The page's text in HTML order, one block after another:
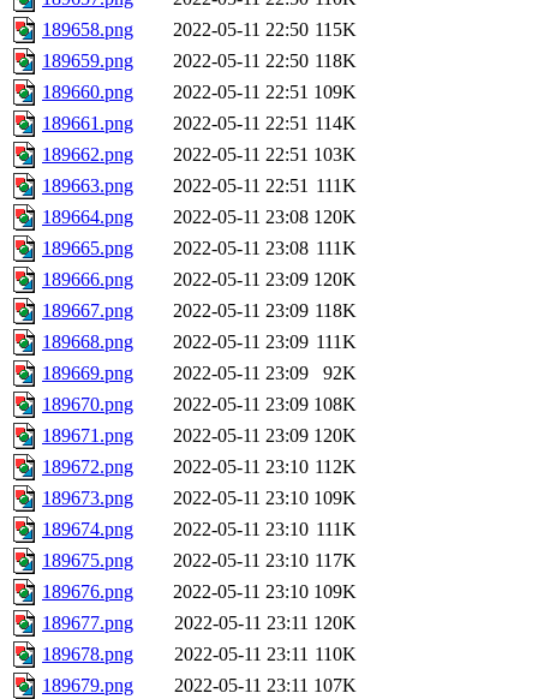
189658.png
2022-05-11 22:50 115K
189659.png
2022-05-11 22:50 118K
189660.png
2022-05-11 22:51 109K
189661.png
2022-05-11 22:51 114K
189662.png
2022-05-11 22:51 103K
189663.png
2022-05-11 22:51 111K
189664.png
2022-05-11 23:08 120K
189665.png
2022-05-11 23:08 111K
189666.png
2022-05-11 23:09 120K
189667.png
2022-05-11 23:09 118K
189668.png
2022-05-11 23:09 111K
189669.png
2022-05-11 23:09
92K
189670.png
2022-05-11 23:09 108K
189671.png
2022-05-11 23:09 120K
189672.png
2022-05-11 23:10 112K
189673.png
2022-05-11 23:10 109K
189674.png
2022-05-11 23:10 111K
189675.png
2022-05-11 23:10 117K
189676.png
2022-05-11 23:10 109K
189677.png
2022-05-11 23:11 120K
189678.png
2022-05-11 23:11 110K
189679.png
2022-05-11 23:11 107K